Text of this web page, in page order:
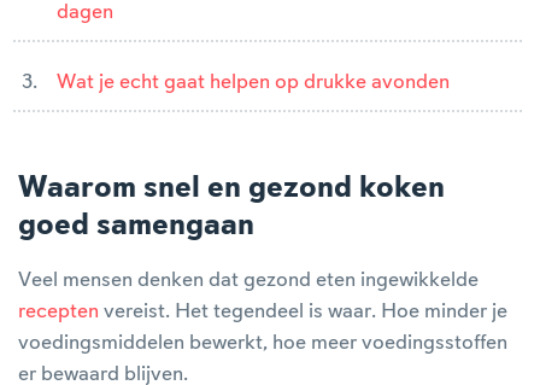
dagen
Wat je echt gaat helpen op drukke avonden
Waarom snel en gezond koken
goed samengaan
Veel mensen denken dat gezond eten ingewikkelde
recepten vereist. Het tegendeel is waar. Hoe minder je
voedingsmiddelen bewerkt, hoe meer voedingsstoffen
er bewaard blijven.